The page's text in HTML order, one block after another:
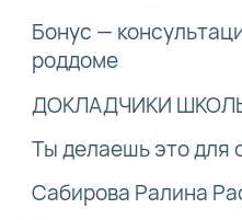
Бонус —
роддоме
ДОКЛАДЧИКИ
Ты делаешь это для
Сабирова Ралина